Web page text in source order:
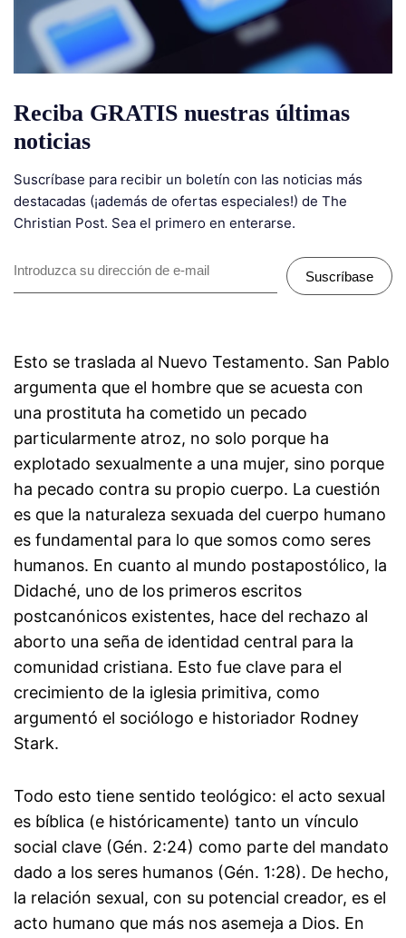
Reciba GRATIS nuestras últimas
noticias
Suscríbase para recibir un boletín con las noticias más
destacadas (¡además de ofertas especiales!) de The
Christian Post. Sea el primero en enterarse.
Suscríbase
Esto se traslada al Nuevo Testamento. San Pablo
argumenta que el hombre que se acuesta con
una prostituta ha cometido un pecado
particularmente atroz, no solo porque ha
explotado sexualmente a una mujer, sino porque
ha pecado contra su propio cuerpo. La cuestión
es que la naturaleza sexuada del cuerpo humano
es fundamental para lo que somos como seres
humanos. En cuanto al mundo postapostólico, la
Didaché, uno de los primeros escritos
postcanónicos existentes, hace del rechazo al
aborto una seña de identidad central para la
comunidad cristiana. Esto fue clave para el
crecimiento de la iglesia primitiva, como
argumentó el sociólogo e historiador Rodney
Stark.
Todo esto tiene sentido teológico: el acto sexual
es bíblica (e históricamente) tanto un vínculo
social clave (Gén. 2:24) como parte del mandato
dado a los seres humanos (Gén. 1:28). De hecho,
la relación sexual, con su potencial creador, es el
acto humano que más nos asemeja a Dios. En